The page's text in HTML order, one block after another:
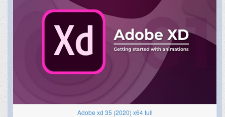
Adobe xd 35 (2020) x64 full